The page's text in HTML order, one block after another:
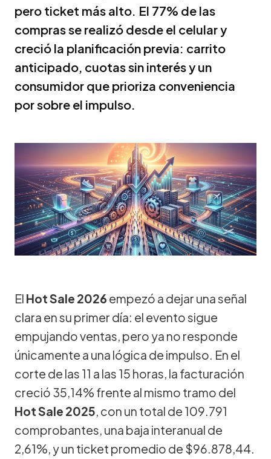
pero ticket más alto. El 77% de las
compras se realizó desde el celular y
creció la planificación previa: carrito
anticipado, cuotas sin interés y un
consumidor que prioriza conveniencia
por sobre el impulso.
El Hot Sale 2026 empezó a dejar una señal
clara en su primer día: el evento sigue
empujando ventas, pero ya no responde
únicamente a una lógica de impulso. En el
corte de las 11 a las 15 horas, la facturación
creció 35,14% frente al mismo tramo del
Hot Sale 2025, con un total de 109.791
comprobantes, una baja interanual de
2,61%, y un ticket promedio de $96.878,44.